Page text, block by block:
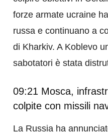
forze armate ucraine
russa e continuano a
di Kharkiv. A Koblevo
sabotatori è stata
09:21 Mosca,
colpite con missili
La Russia ha